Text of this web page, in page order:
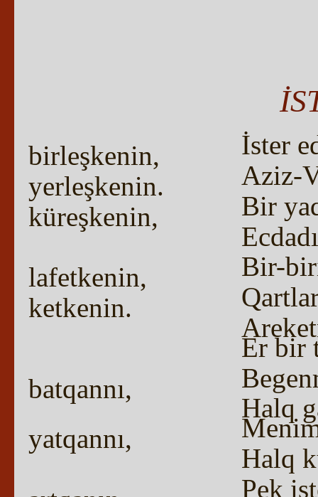
İster
birleşkenin,
Aziz-
yerleşkenin.
Bir
küreşkenin,
Bir-
lafetkenin,
ketkenin.
Er bir
batqannı,
Halq
yatqannı,
Halq
Pek